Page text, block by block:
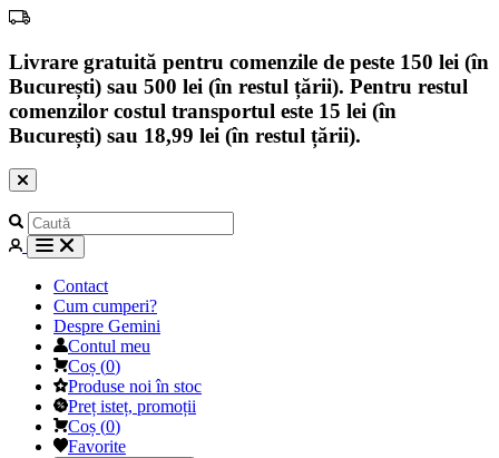
Livrare gratuită pentru comenzile de peste 150 lei (în
București) sau 500 lei (în restul țării). Pentru restul
comenzilor costul transportul este 15 lei (în
București) sau 18,99 lei (în restul țării).
Contact
Cum cumperi?
Despre Gemini
Contul meu
Coș (0)
Produse noi în stoc
Preț isteț, promoții
Coș (0)
Favorite